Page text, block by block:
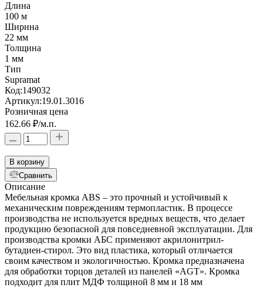
Длина
100 м
Ширина
22 мм
Толщина
1 мм
Тип
Supramat
Код:149032
Артикул:19.01.3016
Розничная цена
162.66 ₽/м.п.
В корзину
Сравнить
Описание
Мебельная кромка ABS – это прочный и устойчивый к
механическим повреждениям термопластик. В процессе
производства не используется вредных веществ, что делает
продукцию безопасной для повседневной эксплуатации. Для
производства кромки АБС применяют акрилонитрил-
бутадиен-стирол. Это вид пластика, который отличается
своим качеством и экологичностью. Кромка предназначена
для обработки торцов деталей из панелей «AGT». Кромка
подходит для плит МДФ толщиной 8 мм и 18 мм